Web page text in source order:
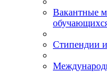
Вакантные
Стипендии